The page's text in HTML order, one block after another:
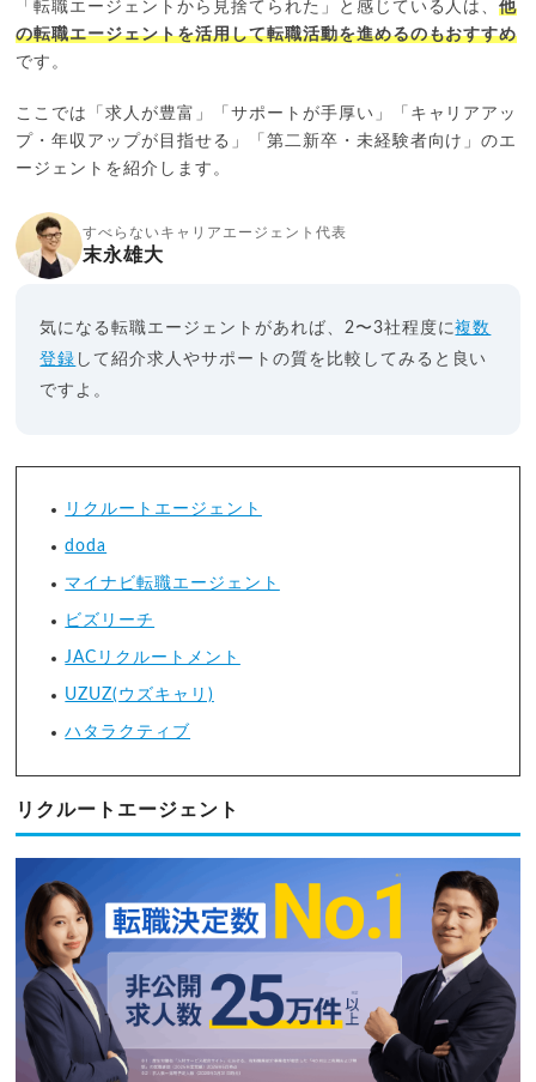
「転職エージェントから見捨てられた」と感じている人は、他
の転職エージェントを活用して転職活動を進めるのもおすすめ
です。
ここでは「求人が豊富」「サポートが手厚い」「キャリアアッ
プ・年収アップが目指せる」「第二新卒・未経験者向け」のエ
ージェントを紹介します。
すべらないキャリアエージェント代表
末永雄大
気になる転職エージェントがあれば、2〜3社程度に複数
登録 して紹介求人やサポートの質を比較してみると良い
ですよ。
リクルートエージェント
doda
マイナビ転職エージェント
ビズリーチ
JACリクルートメント
UZUZ(ウズキャリ)
ハタラクティブ
リクルートエージェント